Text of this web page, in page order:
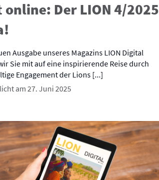
Der LION 4/2025
Ausgabe unseres Magazins LION Digital
Sie mit auf eine inspirierende Reise durch
Engagement der Lions [...]
am 27. Juni 2025